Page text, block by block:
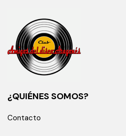
¿QUIÉNES SOMOS?
Contacto